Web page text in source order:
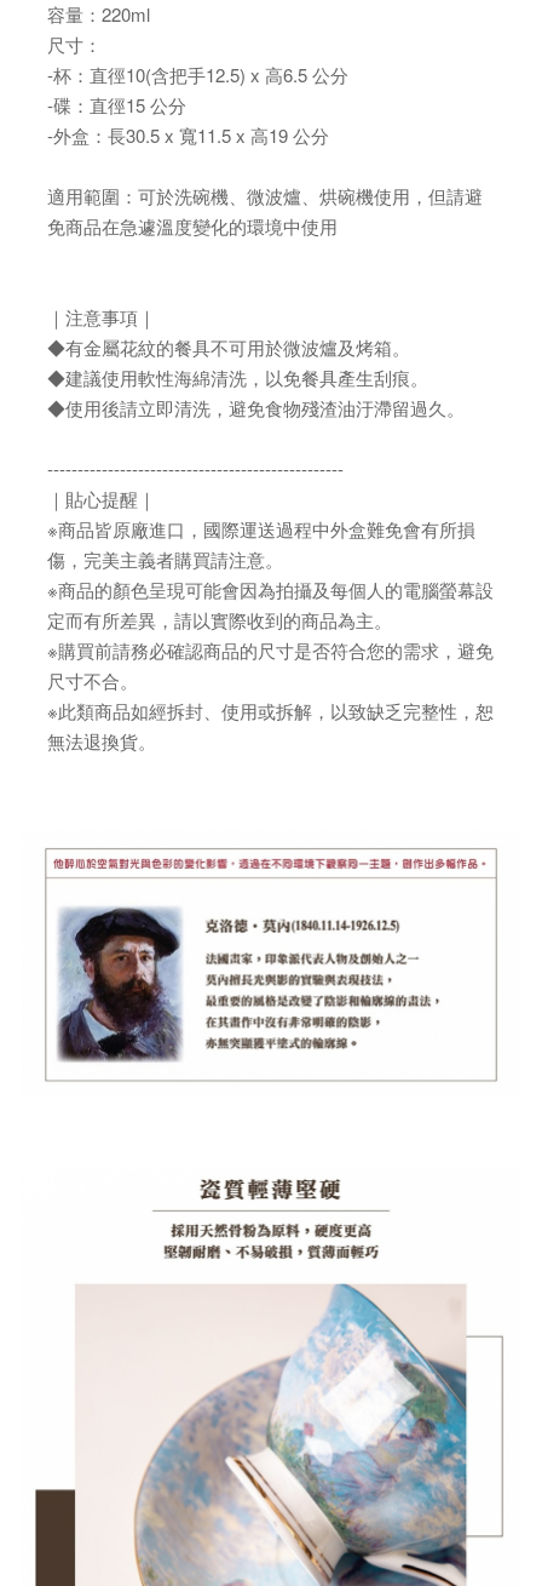
容量：220ml
尺寸：
-杯：直徑10(含把手12.5) x 高6.5 公分
-碟：直徑15 公分
-外盒：長30.5 x 寬11.5 x 高19 公分
適用範圍：可於洗碗機、微波爐、烘碗機使用，但請避
免商品在急遽溫度變化的環境中使用
｜注意事項｜
◆有金屬花紋的餐具不可用於微波爐及烤箱。
◆建議使用軟性海綿清洗，以免餐具產生刮痕。
◆使用後請立即清洗，避免食物殘渣油汙滯留過久。
-------------------------------------------------
｜貼心提醒｜
※商品皆原廠進口，國際運送過程中外盒難免會有所損
傷，完美主義者購買請注意。
※商品的顏色呈現可能會因為拍攝及每個人的電腦螢幕設
定而有所差異，請以實際收到的商品為主。
※購買前請務必確認商品的尺寸是否符合您的需求，避免
尺寸不合。
※此類商品如經拆封、使用或拆解，以致缺乏完整性，恕
無法退換貨。